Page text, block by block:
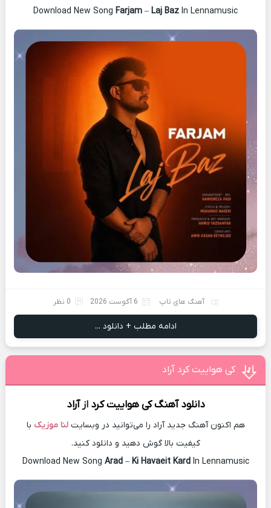
Download New Song Farjam – Laj Baz In Lennamusic
آهنگ های تاپ 6 آگوست 2026 0 نظر
ادامه مطلب + دانلود ...
کی هواییت کرد آراد
دانلود آهنگ کی هواییت کرد ازآراد
هم اکنون آهنگ جدید آراد را می‌توانید در وبسایتلنا موزیک با
کیفیت بالا گوش دهید و دانلود کنید.
Download New Song Arad– Ki Havaeit KardIn Lennamusic